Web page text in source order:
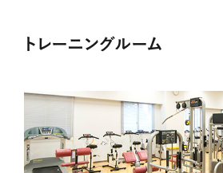
トレーニングルーム